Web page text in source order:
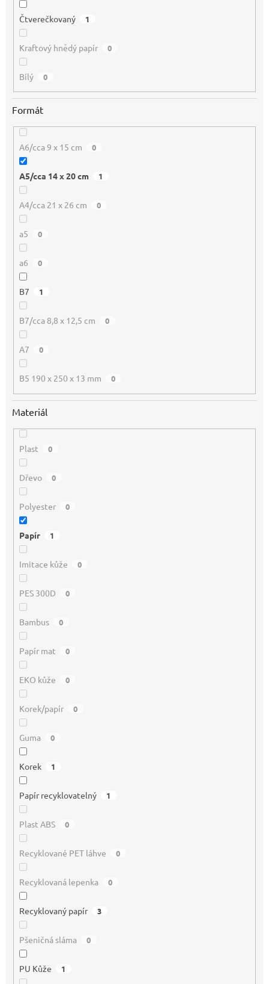
Čtverečkovaný 1
Kraftový hnědý papír 0
Bílý 0
Formát
A6/cca 9 x 15 cm 0
A5/cca 14 x 20 cm 1
A4/cca 21 x 26 cm 0
a5 0
a6 0
B7 1
B7/cca 8,8 x 12,5 cm 0
A7 0
B5 190 x 250 x 13 mm 0
Materiál
Plast 0
Dřevo 0
Polyester 0
Papír 1
Imitace kůže 0
PES 300D 0
Bambus 0
Papír mat 0
EKO kůže 0
Korek/papír 0
Guma 0
Korek 1
Papír recyklovatelný 1
Plast ABS 0
Recyklované PET láhve 0
Recyklovaná lepenka 0
Recyklovaný papír 3
Pšeničná sláma 0
PU Kůže 1